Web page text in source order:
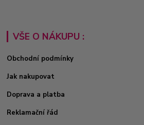
VŠE O NÁKUPU :
Obchodní podmínky
Jak nakupovat
Doprava a platba
Reklamační řád